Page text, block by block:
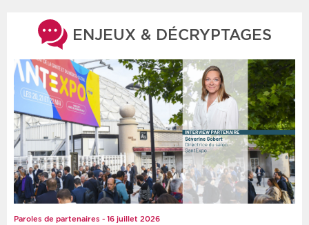
ENJEUX & DÉCRYPTAGES
Paroles de partenaires - 16 juillet 2026